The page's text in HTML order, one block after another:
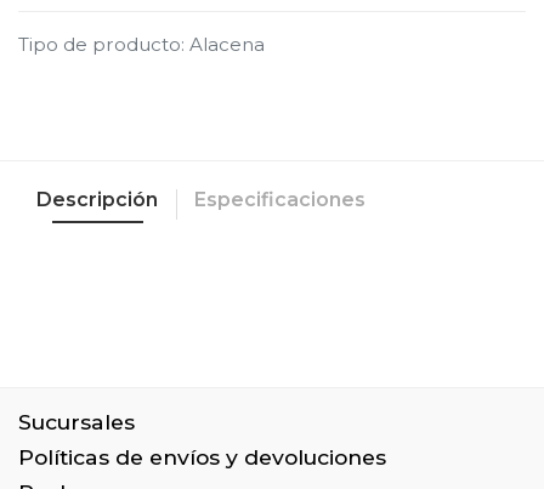
Tipo de producto: Alacena
Descripción Especificaciones
Sucursales
Políticas de envíos y devoluciones